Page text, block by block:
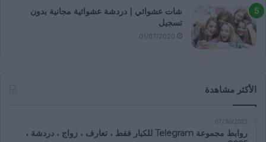
شات عشوائي | دردشة عشوائية مجانية بدون
تسجيل
01/07/2020
الأكثر مشاهدة
07/30/2021
روابط مجموعة Telegram للكبار فقط ، تعارف ، زواج ، دردشة ،